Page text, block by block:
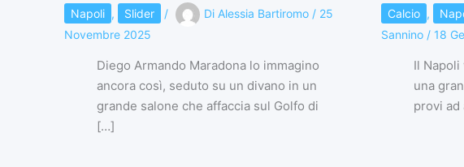
Napoli , Slider / Di Alessia Bartiromo / 25
Novembre 2025
Diego Armando Maradona lo immagino
ancora così, seduto su un divano in un
grande salone che affaccia sul Golfo di
[…]
Calcio ,
Sannino / 18
Il
una
provi